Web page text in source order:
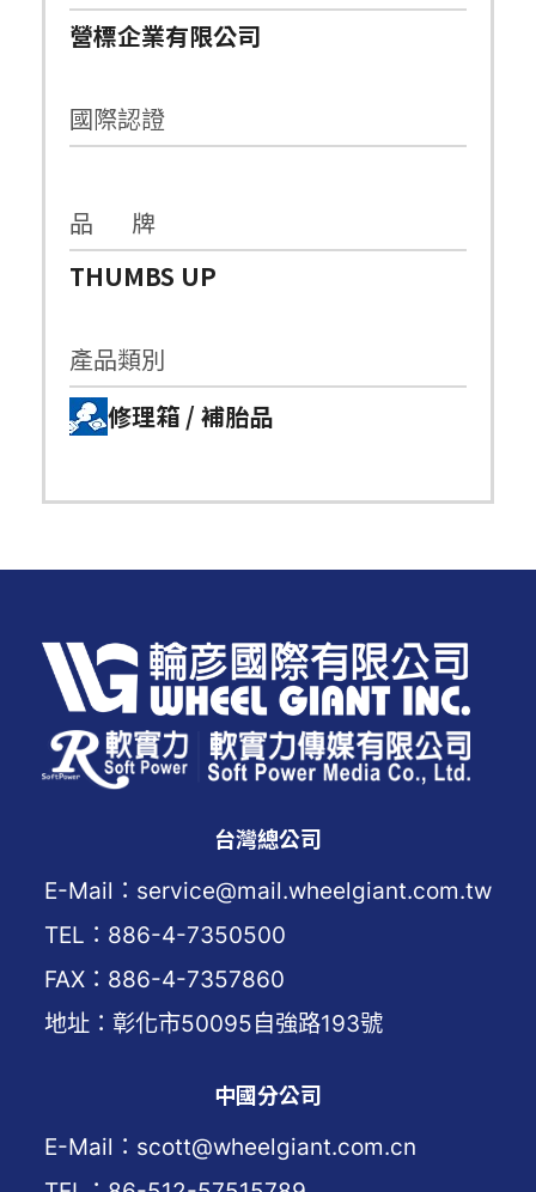
營標企業有限公司
國際認證
品 牌
THUMBS UP
產品類別
修理箱 / 補胎品
台灣總公司
E-Mail：service@mail.wheelgiant.com.tw
TEL：886-4-7350500
FAX：886-4-7357860
地址：彰化市50095自強路193號
中國分公司
E-Mail：scott@wheelgiant.com.cn